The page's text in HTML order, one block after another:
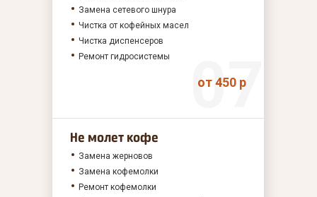
Замена сетевого шнура
Чистка от кофейных масел
Чистка диспенсеров
Ремонт гидросистемы
от 450 р
Не молет кофе
Замена жерновов
Замена кофемолки
Ремонт кофемолки